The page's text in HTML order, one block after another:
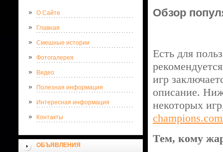
О Сайте
Главная
Смешные истории
Фотогалерея
Видео
Полезная информация
Интересная информация
Контакты
ОБЪЯВЛЕНИЯ
Обзор
Есть для
игр
описание.
некоторых
Тем, кому